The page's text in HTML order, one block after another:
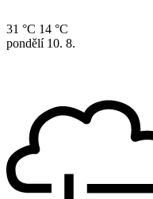
31 °C 14 °C
pondělí 10. 8.